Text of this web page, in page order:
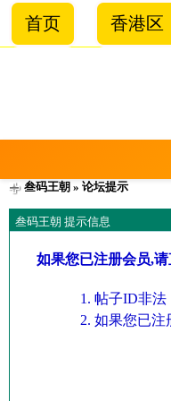
首页 香港区
叁码王朝 » 论坛提示
叁码王朝 提示信息
如果您已注册会员,
帖子ID非法
如果您已注